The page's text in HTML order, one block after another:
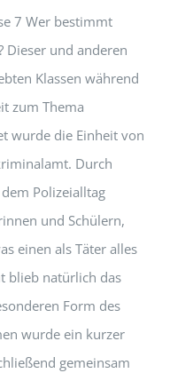
7 Wer bestimmt
Dieser und anderen
Klassen während
zum Thema
wurde die Einheit von
Durch
Polizeialltag
und Schülern,
einen als Täter alles
blieb natürlich das
Form des
wurde ein kurzer
gemeinsam